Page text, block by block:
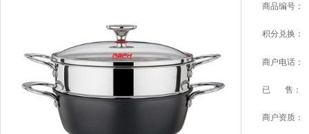
商品编号：
积分兑换：
商户电话：
已 售：
商户资质：